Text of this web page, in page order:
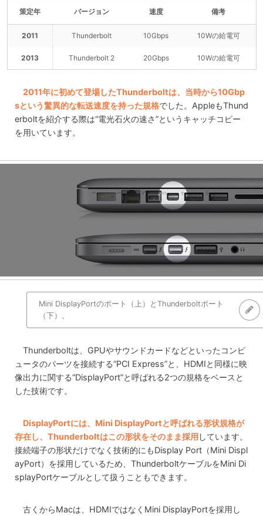
策定年 バージョン 速度 備考
2011 Thunderbolt 10Gbps 10Wの給電可
2013 Thunderbolt 2 20Gbps 10Wの給電可
2011年に初めて登場したThunderboltは、当時から10Gbp
sという驚異的な転送速度を持った規格でした。AppleもThund
erboltを紹介する際は“電光石火の速さ”というキャッチコピー
を用いています。
Mini DisplayPortのポート（上）とThunderboltポート
（下）。
Thunderboltは、GPUやサウンドカードなどといったコンピ
ュータのパーツを接続する“PCI Express”と、HDMIと同様に映
像出力に関する“DisplayPort”と呼ばれる2つの規格をベースと
した技術です。
DisplayPortには、Mini DisplayPortと呼ばれる形状規格が
存在し、Thunderboltはこの形状をそのまま採用 しています。
接続端子の形状だけでなく技術的にもDisplay Port（Mini Displ
ayPort）を採用しているため、ThunderboltケーブルをMini Di
splayPortケーブルとして扱うこともできます。
古くからMacは、HDMIではなくMini DisplayPortを採用し